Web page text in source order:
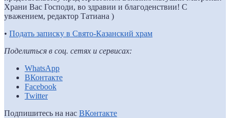
Храни Вас Господи, во здравии и благоденствии! С
уважением, редактор Татиана )
• Подать записку в Свято-Казанский храм
Поделиться в соц. сетях и сервисах:
WhatsApp
ВКонтакте
Facebook
Twitter
Подпишитесь на нас ВКонтакте